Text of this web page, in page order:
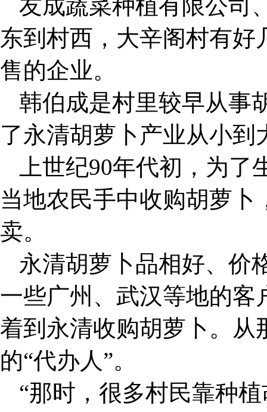
友成蔬菜种植有限公
东到村西，大辛阁村有
售的企业。
韩伯成是村里较早从事
了永清胡萝卜产业从小到
上世纪90年代初，为
当地农民手中收购胡萝
卖。
永清胡萝卜品相好、价
一些广州、武汉等地的客
着到永清收购胡萝卜。从
的“代办人”。
“那时，很多村民靠种